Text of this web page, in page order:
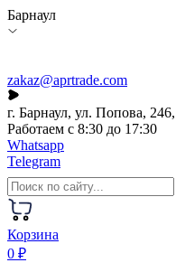
Барнаул
zakaz@aprtrade.com
г. Барнаул, ул. Попова,
Работаем с 8:30 до 17:30
Whatsapp
Telegram
Корзина
0 ₽